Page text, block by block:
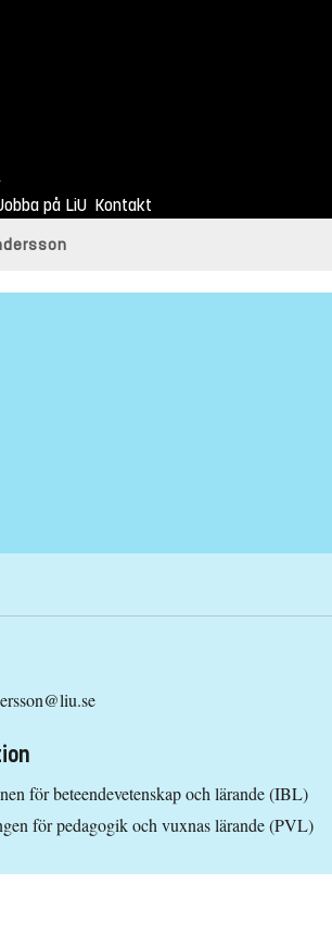
på LiU Kontakt
för beteendevetenskap och lärande (IBL)
för pedagogik och vuxnas lärande (PVL)